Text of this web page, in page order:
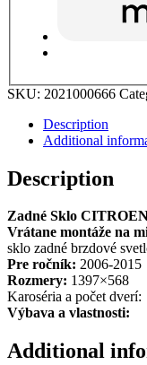
SKU: 2021000666
Description
Additional
Description
Zadné Sklo
Vrátane montáže na
sklo zadné brzdové
Pre ročník: 2006-2015
Rozmery: 1397×568
Karoséria a počet dverí:
Výbava a vlastnosti:
Additional